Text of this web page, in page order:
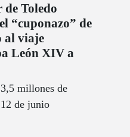
Toledo
“cuponazo” de
al viaje
León XIV a
millones de
de junio